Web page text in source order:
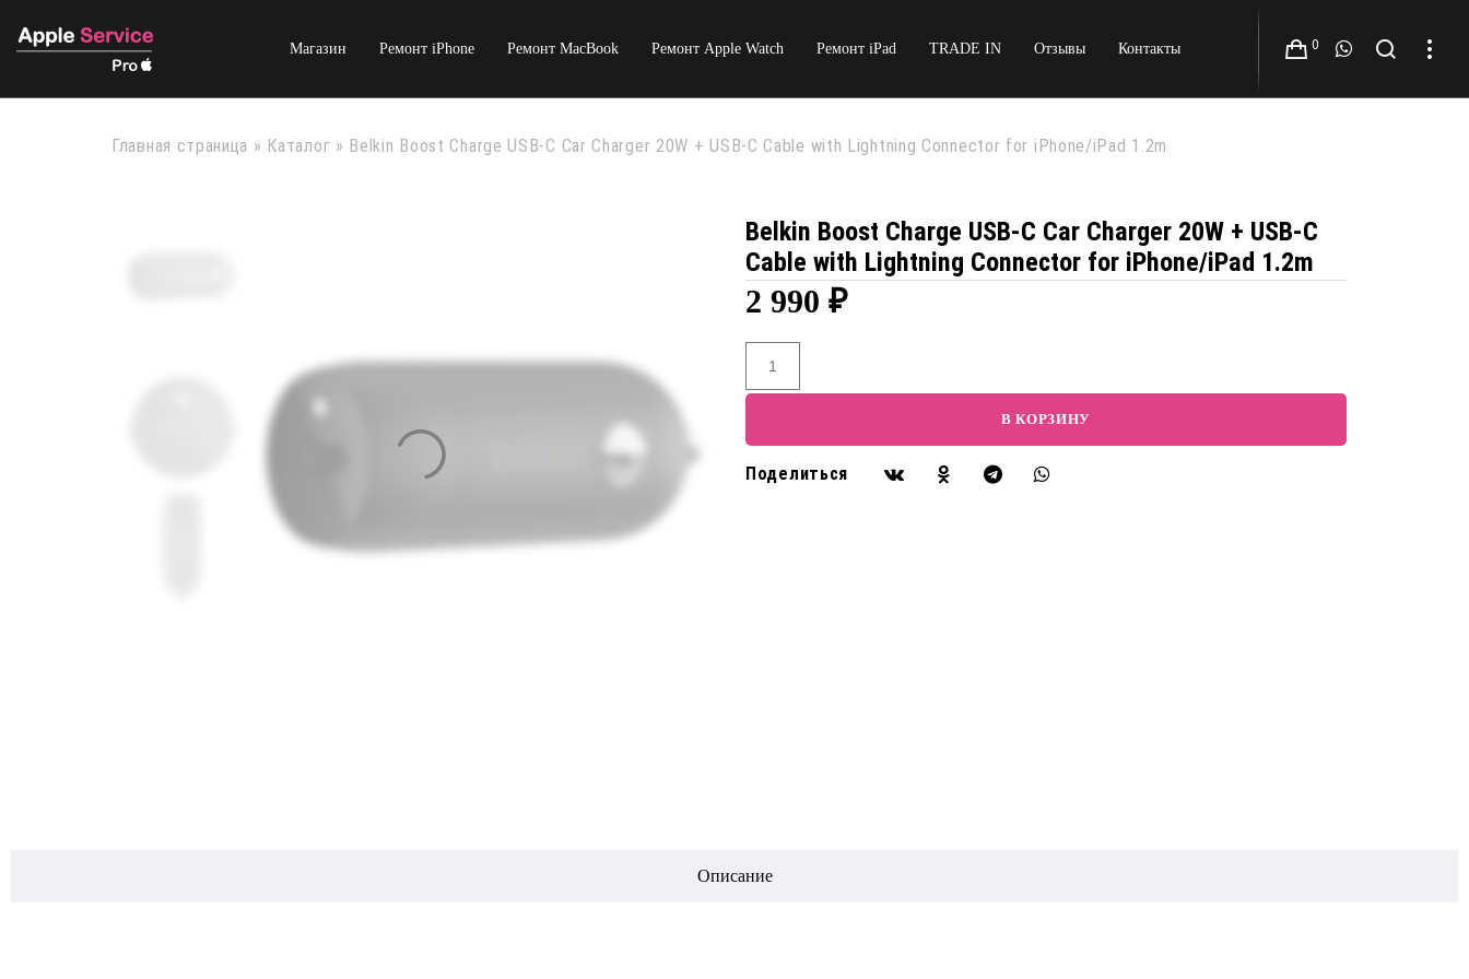
0
Магазин Ремонт iPhone Ремонт MacBook Ремонт Apple Watch Ремонт iPad TRADE IN Отзывы Контакты
Главная страница » Каталог » Belkin Boost Charge USB-C Car Charger 20W + USB-C Cable with Lightning Connector for iPhone/iPad 1.2m
Belkin Boost Charge USB-C Car Charger 20W + USB-C
Cable with Lightning Connector for iPhone/iPad 1.2m
2 990 ₽
В КОРЗИНУ
Описание